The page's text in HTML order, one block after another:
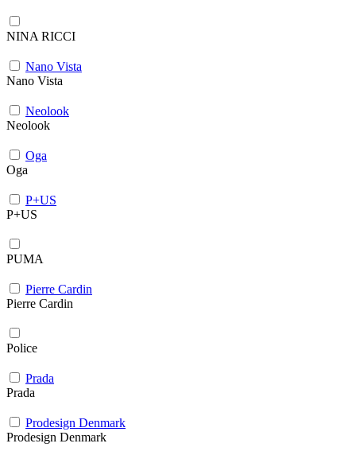
NINA RICCI
Nano Vista
Nano Vista
Neolook
Neolook
Oga
Oga
P+US
P+US
PUMA
Pierre Cardin
Pierre Cardin
Police
Prada
Prada
Prodesign Denmark
Prodesign Denmark